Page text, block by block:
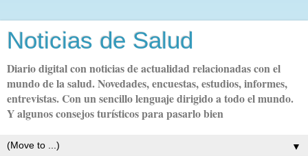
Noticias de Salud
Diario digital con noticias de actualidad relacionadas con el
mundo de la salud. Novedades, encuestas, estudios, informes,
entrevistas. Con un sencillo lenguaje dirigido a todo el mundo.
Y algunos consejos turísticos para pasarlo bien
▼